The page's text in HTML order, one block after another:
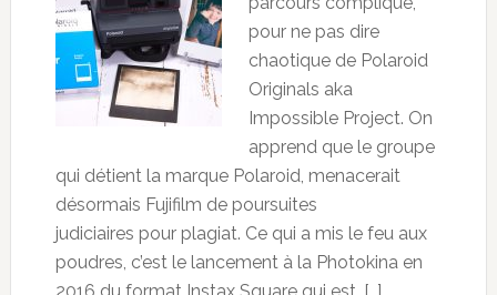
pour ne pas dire
chaotique de Polaroid
Originals aka
Impossible Project. On
apprend que le groupe
qui détient la marque Polaroid, menacerait
désormais Fujifilm de poursuites
judiciaires pour plagiat. Ce qui a mis le feu aux
poudres, c’est le lancement à la Photokina en